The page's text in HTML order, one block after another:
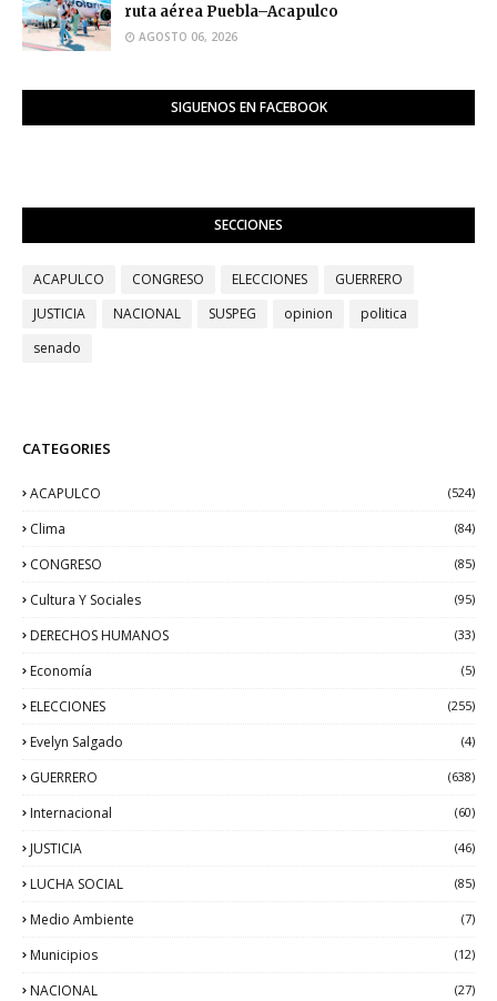
ruta aérea Puebla–Acapulco
AGOSTO 06, 2026
SIGUENOS EN FACEBOOK
SECCIONES
ACAPULCO CONGRESO ELECCIONES
GUERRERO
JUSTICIA
NACIONAL SUSPEG opinion
politica
senado
CATEGORIES
ACAPULCO (524)
Clima (84)
CONGRESO (85)
Cultura Y Sociales (95)
DERECHOS HUMANOS (33)
Economía (5)
ELECCIONES (255)
Evelyn Salgado (4)
GUERRERO (638)
Internacional (60)
JUSTICIA (46)
LUCHA SOCIAL (85)
Medio Ambiente (7)
Municipios (12)
NACIONAL (27)